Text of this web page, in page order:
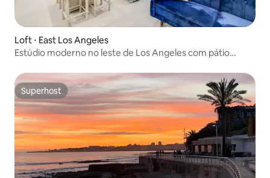
Loft ⋅ East Los Angeles
Estúdio moderno no leste de Los Angeles com pátio
Superhost
Superhost